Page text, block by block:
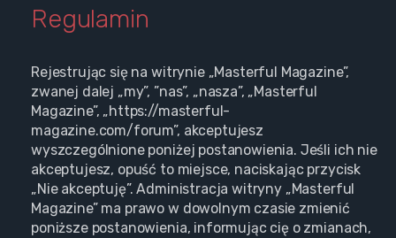
Regulamin
Rejestrując się na witrynie „Masterful Magazine”,
zwanej dalej „my”, ”nas”, „nasza”, „Masterful
Magazine”, „https://masterful-
magazine.com/forum”, akceptujesz
wyszczególnione poniżej postanowienia. Jeśli ich nie
akceptujesz, opuść to miejsce, naciskając przycisk
„Nie akceptuję”. Administracja witryny „Masterful
Magazine” ma prawo w dowolnym czasie zmienić
poniższe postanowienia, informując cię o zmianach,